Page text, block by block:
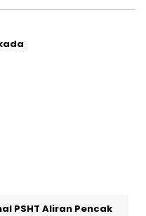
PSHT Aliran Pencak